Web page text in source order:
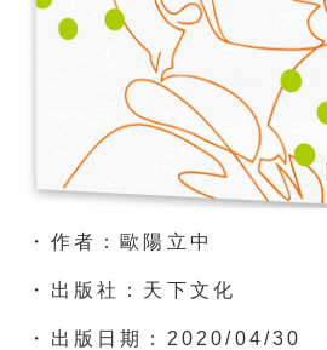
・作者：歐陽立中
・出版社：天下文化
・出版日期：2020/04/30